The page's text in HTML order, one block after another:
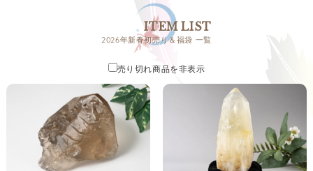
ITEM LIST
2026年新春初売り＆福袋 一覧
売り切れ商品を非表示